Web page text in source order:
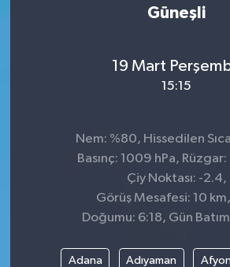
Güneşli
19 Mart
15:15
Nem: %80, Hissedilen
Basınç: 1009 hPa, Rüzgar:
Çiy Noktası: -2.4,
Görüş Mesafesi: 10
Doğumu: 6:18, Gün
Adana Adıyaman